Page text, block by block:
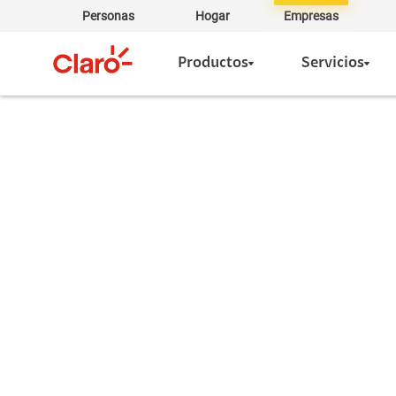
Personas Hogar Empresas
Productos Servicios